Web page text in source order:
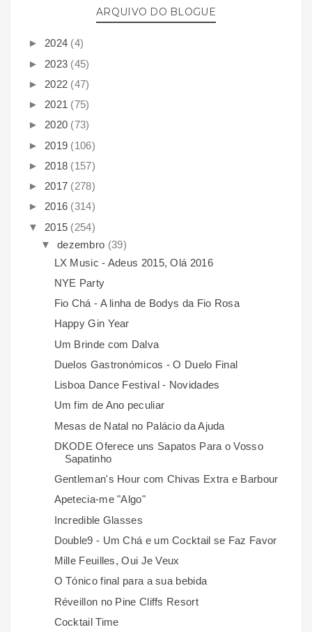
ARQUIVO DO BLOGUE
► 2024 (4)
► 2023 (45)
► 2022 (47)
► 2021 (75)
► 2020 (73)
► 2019 (106)
► 2018 (157)
► 2017 (278)
► 2016 (314)
▼ 2015 (254)
▼ dezembro (39)
LX Music - Adeus 2015, Olá 2016
NYE Party
Fio Chá - A linha de Bodys da Fio Rosa
Happy Gin Year
Um Brinde com Dalva
Duelos Gastronómicos - O Duelo Final
Lisboa Dance Festival - Novidades
Um fim de Ano peculiar
Mesas de Natal no Palácio da Ajuda
DKODE Oferece uns Sapatos Para o Vosso
Sapatinho
Gentleman's Hour com Chivas Extra e Barbour
Apetecia-me "Algo"
Incredible Glasses
Double9 - Um Chá e um Cocktail se Faz Favor
Mille Feuilles, Oui Je Veux
O Tónico final para a sua bebida
Réveillon no Pine Cliffs Resort
Cocktail Time